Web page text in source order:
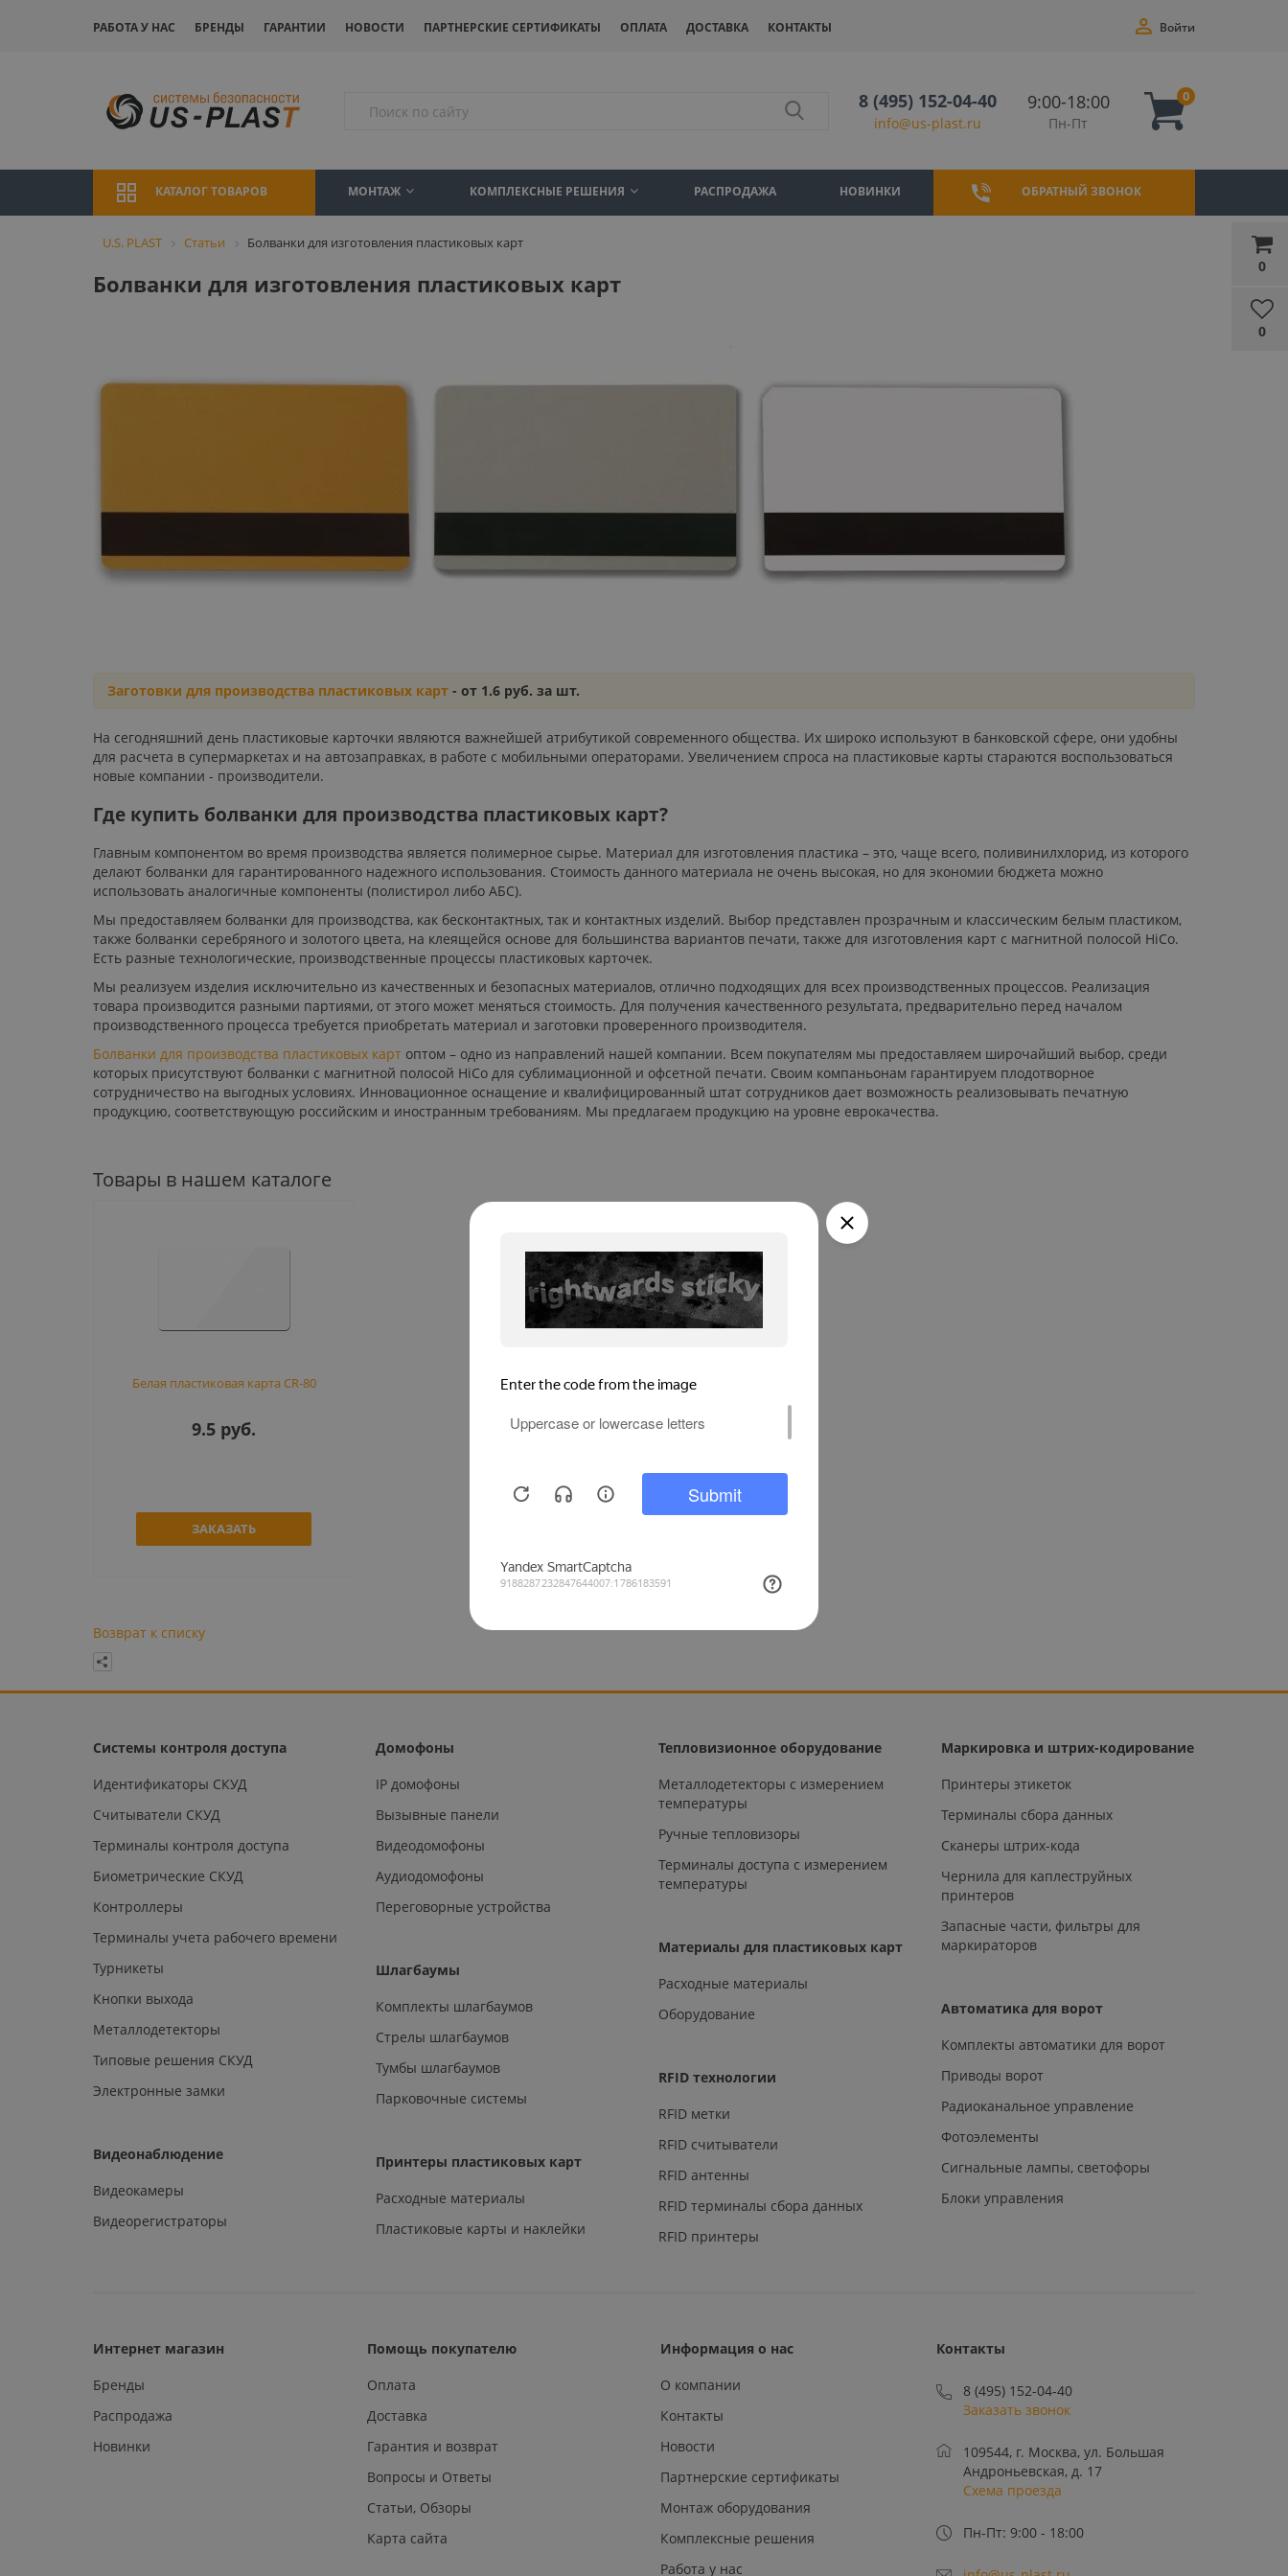
РАБОТА У НАС БРЕНДЫ ГАРАНТИИ НОВОСТИ ПАРТНЕРСКИЕ СЕРТИФИКАТЫ ОПЛАТА ДОСТАВКА КОНТАКТЫ
0
0
Войти
8 (495) 152-04-40
info@us-plast.ru
9:00-18:00
Пн-Пт
0
КАТАЛОГ ТОВАРОВ МОНТАЖ КОМПЛЕКСНЫЕ РЕШЕНИЯ РАСПРОДАЖА НОВИНКИ ОБРАТНЫЙ ЗВОНОК
U.S. PLAST Статьи Болванки для изготовления пластиковых карт
Болванки для изготовления пластиковых карт
Заготовки для производства пластиковых карт - от 1.6 руб. за шт.
На сегодняшний день пластиковые карточки являются важнейшей атрибутикой современного общества. Их широко используют в банковской сфере, они удобны
для расчета в супермаркетах и на автозаправках, в работе с мобильными операторами. Увеличением спроса на пластиковые карты стараются воспользоваться
новые компании - производители.
Где купить болванки для производства пластиковых карт?
Главным компонентом во время производства является полимерное сырье. Материал для изготовления пластика – это, чаще всего, поливинилхлорид, из которого
делают болванки для гарантированного надежного использования. Стоимость данного материала не очень высокая, но для экономии бюджета можно
использовать аналогичные компоненты (полистирол либо АБС).
Мы предоставляем болванки для производства, как бесконтактных, так и контактных изделий. Выбор представлен прозрачным и классическим белым пластиком,
также болванки серебряного и золотого цвета, на клеящейся основе для большинства вариантов печати, также для изготовления карт с магнитной полосой HiCo.
Есть разные технологические, производственные процессы пластиковых карточек.
Мы реализуем изделия исключительно из качественных и безопасных материалов, отлично подходящих для всех производственных процессов. Реализация
товара производится разными партиями, от этого может меняться стоимость. Для получения качественного результата, предварительно перед началом
производственного процесса требуется приобретать материал и заготовки проверенного производителя.
Болванки для производства пластиковых карт оптом – одно из направлений нашей компании. Всем покупателям мы предоставляем широчайший выбор, среди
которых присутствуют болванки с магнитной полосой HiCo для сублимационной и офсетной печати. Своим компаньонам гарантируем плодотворное
сотрудничество на выгодных условиях. Инновационное оснащение и квалифицированный штат сотрудников дает возможность реализовывать печатную
продукцию, соответствующую российским и иностранным требованиям. Мы предлагаем продукцию на уровне еврокачества.
Товары в нашем каталоге
Белая пластиковая карта CR-80
9.5 руб.
ЗАКАЗАТЬ
Возврат к списку
Системы контроля доступа
Идентификаторы СКУД
Считыватели СКУД
Терминалы контроля доступа
Биометрические СКУД
Контроллеры
Терминалы учета рабочего времени
Турникеты
Кнопки выхода
Металлодетекторы
Типовые решения СКУД
Электронные замки
Видеонаблюдение
Видеокамеры
Видеорегистраторы
Домофоны
IP домофоны
Вызывные панели
Видеодомофоны
Аудиодомофоны
Переговорные устройства
Шлагбаумы
Комплекты шлагбаумов
Стрелы шлагбаумов
Тумбы шлагбаумов
Парковочные системы
Принтеры пластиковых карт
Расходные материалы
Пластиковые карты и наклейки
Тепловизионное оборудование
Металлодетекторы с измерением
температуры
Ручные тепловизоры
Терминалы доступа с измерением
температуры
Материалы для пластиковых карт
Расходные материалы
Оборудование
RFID технологии
RFID метки
RFID считыватели
RFID антенны
RFID терминалы сбора данных
RFID принтеры
Маркировка и штрих-кодирование
Принтеры этикеток
Терминалы сбора данных
Сканеры штрих-кода
Чернила для каплеструйных
принтеров
Запасные части, фильтры для
маркираторов
Автоматика для ворот
Комплекты автоматики для ворот
Приводы ворот
Радиоканальное управление
Фотоэлементы
Сигнальные лампы, светофоры
Блоки управления
Интернет магазин
Бренды
Распродажа
Новинки
Помощь покупателю
Оплата
Доставка
Гарантия и возврат
Вопросы и Ответы
Статьи, Обзоры
Карта сайта
Информация о нас
О компании
Контакты
Новости
Партнерские сертификаты
Монтаж оборудования
Комплексные решения
Работа у нас
Контакты
8 (495) 152-04-40
Заказать звонок
109544, г. Москва, ул. Большая
Андроньевская, д. 17
Схема проезда
Пн-Пт: 9:00 - 18:00